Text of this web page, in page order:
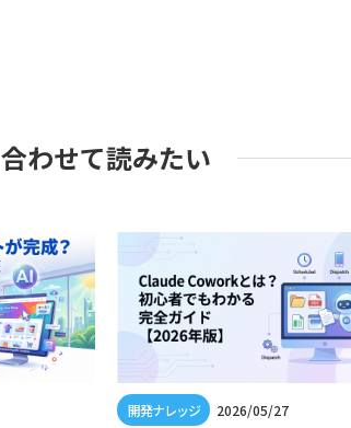
合わせて読みたい
2026/05/27